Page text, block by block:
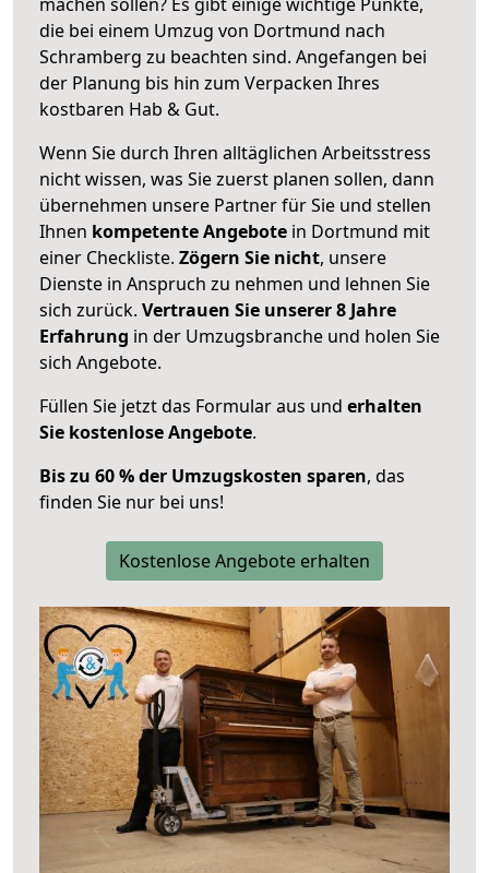
die bei einem Umzug von Dortmund nach
Schramberg zu beachten sind. Angefangen bei
der Planung bis hin zum Verpacken Ihres
kostbaren Hab & Gut.
Wenn Sie durch Ihren alltäglichen Arbeitsstress
nicht wissen, was Sie zuerst planen sollen, dann
übernehmen unsere Partner für Sie und stellen
Ihnen kompetente Angebote in Dortmund mit
einer Checkliste. Zögern Sie nicht, unsere
Dienste in Anspruch zu nehmen und lehnen Sie
sich zurück. Vertrauen Sie unserer 8 Jahre
Erfahrung in der Umzugsbranche und holen Sie
sich Angebote.
Füllen Sie jetzt das Formular aus und erhalten
Sie kostenlose Angebote.
Bis zu 60 % der Umzugskosten sparen, das
finden Sie nur bei uns!
Kostenlose Angebote erhalten